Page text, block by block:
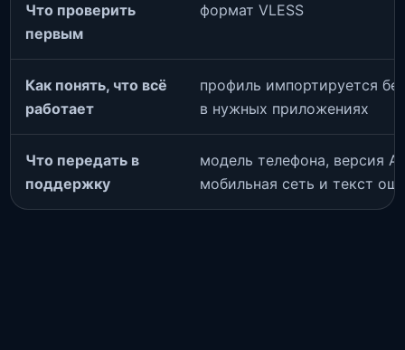
Что проверить
первым
формат VLESS
Как понять, что всё
работает
профиль импортируется
в нужных приложениях
Что передать в
поддержку
модель телефона, версия
мобильная сеть и текст